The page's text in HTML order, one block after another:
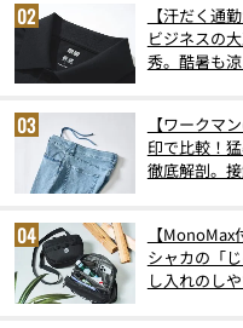
【汗だく通
ビジネスの
秀。酷暑も
【ワークマ
印で比較！
徹底解剖。
【
シャカの「
し入れのし